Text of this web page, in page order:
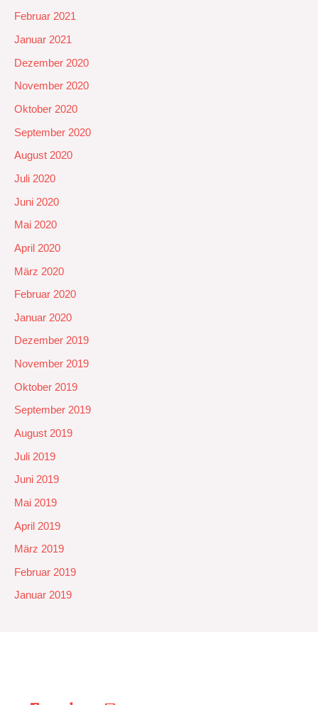
Februar 2021
Januar 2021
Dezember 2020
November 2020
Oktober 2020
September 2020
August 2020
Juli 2020
Juni 2020
Mai 2020
April 2020
März 2020
Februar 2020
Januar 2020
Dezember 2019
November 2019
Oktober 2019
September 2019
August 2019
Juli 2019
Juni 2019
Mai 2019
April 2019
März 2019
Februar 2019
Januar 2019